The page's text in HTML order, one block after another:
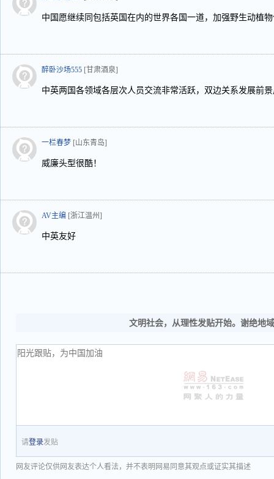
中国愿继续同包括英国在内的世界各国一道，加强野生动植
醉卧沙场555 [甘肃酒泉]
中英两国各领域各层次人员交流非常活跃，双边关系发展前
一栏春梦 [山东青岛]
威廉头型很酷！
AV主编 [浙江温州]
中英友好
文明社会，从理性发贴开始。谢绝地
请登录发贴
网友评论仅供网友表达个人看法，并不表明网易同意其观点或证实其描述